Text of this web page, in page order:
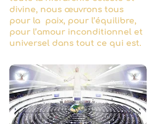
divine, nous œuvrons tous
pour la paix, pour l’équilibre,
pour l’amour inconditionnel et
universel dans tout ce qui est.